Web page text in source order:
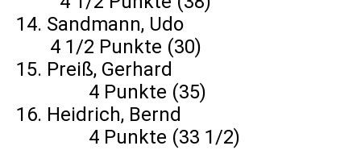
14. Sandmann, Udo
4 1/2 Punkte (30)
15. Preiß, Gerhard
4 Punkte (35)
16. Heidrich, Bernd
4 Punkte (33 1/2)